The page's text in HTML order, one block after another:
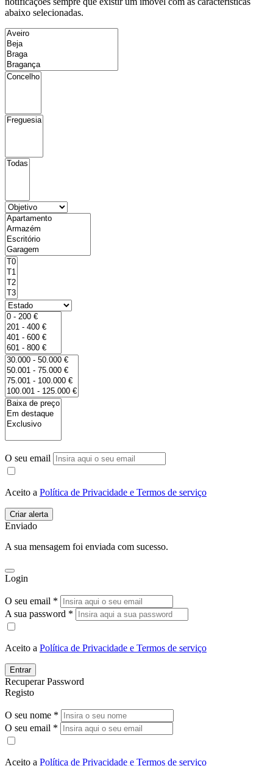
abaixo selecionadas.
O seu email
Aceito a Política de Privacidade e Termos de serviço
Enviado
A sua mensagem foi enviada com sucesso.
Login
O seu email *
A sua password *
Aceito a Política de Privacidade e Termos de serviço
Entrar
Recuperar Password
Registo
O seu nome *
O seu email *
Aceito a Política de Privacidade e Termos de serviço